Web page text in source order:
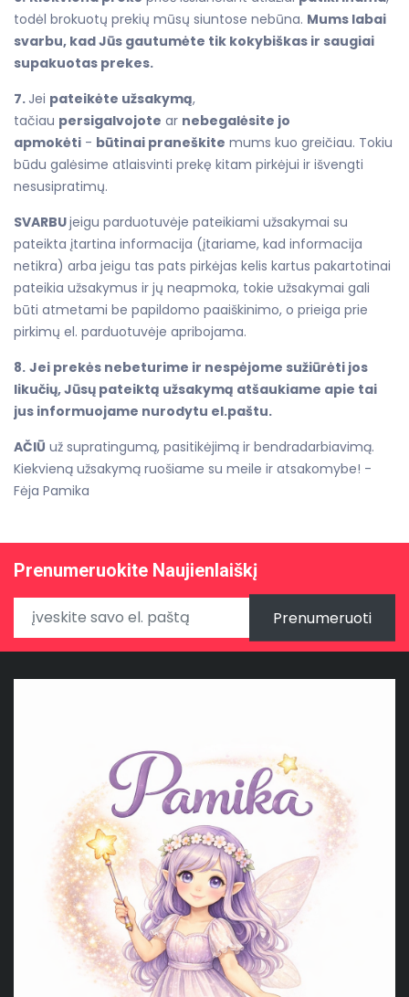
todėl brokuotų prekių mūsų siuntose nebūna. Mums labai
svarbu, kad Jūs gautumėte tik kokybiškas ir saugiai
supakuotas prekes.
7. Jei pateikėte užsakymą,
tačiau persigalvojote ar nebegalėsite jo
apmokėti - būtinai praneškite mums kuo greičiau. Tokiu
būdu galėsime atlaisvinti prekę kitam pirkėjui ir išvengti
nesusipratimų.
SVARBUjeigu parduotuvėje pateikiami užsakymai su
pateikta įtartina informacija (įtariame, kad informacija
netikra) arba jeigu tas pats pirkėjas kelis kartus pakartotinai
pateikia užsakymus ir jų neapmoka, tokie užsakymai gali
būti atmetami be papildomo paaiškinimo, o prieiga prie
pirkimų el. parduotuvėje apribojama.
8. Jei prekės nebeturime ir nespėjome sužiūrėti jos
likučių, Jūsų pateiktą užsakymą atšaukiame apie tai
jus informuojame nurodytu el.paštu.
AČIŪ už supratingumą, pasitikėjimą ir bendradarbiavimą.
Kiekvieną užsakymą ruošiame su meile ir atsakomybe! -
Fėja Pamika
Prenumeruokite Naujienlaiškį
Prenumeruoti